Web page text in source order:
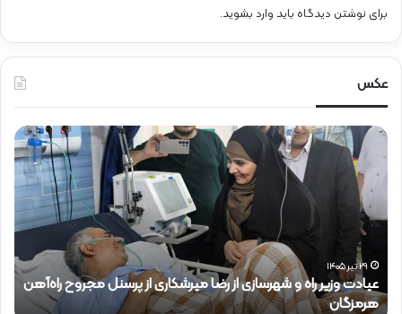
برای نوشتن دیدگاه باید وارد بشوید.
عکس
ح
ض
و
د
ر
ذ
ا
۱۵ تیر ۱۴۰۵
حضور دکتر ذاکری در موکب شهدای راه‌آهن